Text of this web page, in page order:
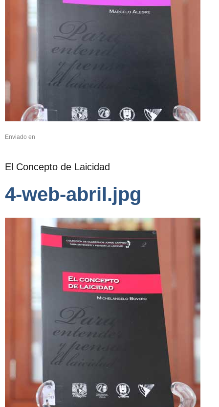
Enviado en
El Concepto de Laicidad
4-web-abril.jpg